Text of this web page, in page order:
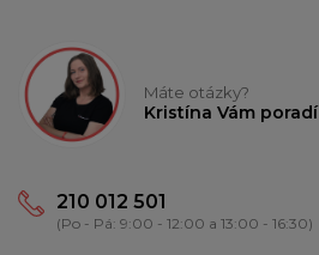
Máte otázky?
Kristína Vám poradí
210 012 501
(Po - Pá: 9:00 - 12:00 a 13:00 - 16:30)